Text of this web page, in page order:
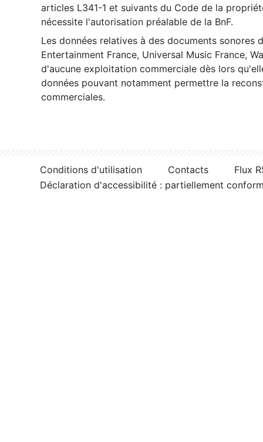
articles L341-1 et suivants du Code de la
nécessite l'autorisation préalable de la BnF.
Les données relatives à des documents sonores
Entertainment France, Universal Music France,
d'aucune exploitation commerciale dès lors
données pouvant notamment permettre la
commerciales.
Conditions d'utilisation Contacts
Flux
Déclaration d'accessibilité : partiellement